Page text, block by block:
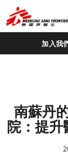
加入我
南蘇丹
院：提